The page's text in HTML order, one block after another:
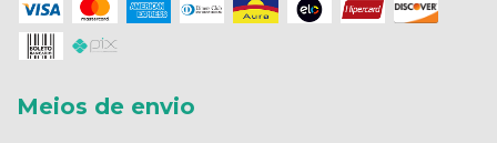
Meios de envio